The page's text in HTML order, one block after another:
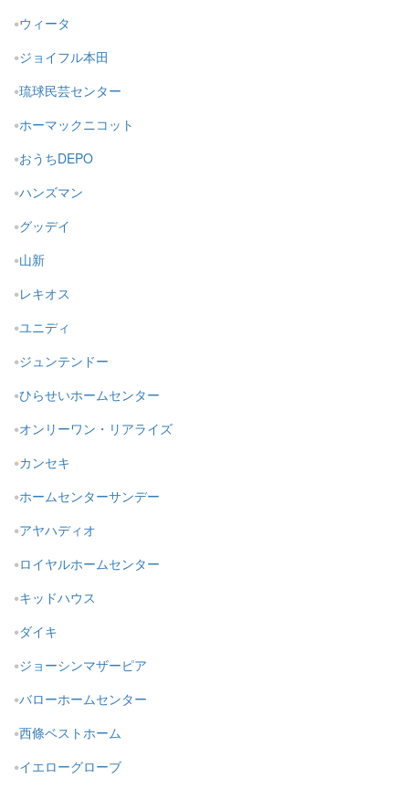
ウィータ
ジョイフル本田
琉球民芸センター
ホーマックニコット
おうちDEPO
ハンズマン
グッデイ
山新
レキオス
ユニディ
ジュンテンドー
ひらせいホームセンター
オンリーワン・リアライズ
カンセキ
ホームセンターサンデー
アヤハディオ
ロイヤルホームセンター
キッドハウス
ダイキ
ジョーシンマザーピア
バローホームセンター
西條ベストホーム
イエローグローブ